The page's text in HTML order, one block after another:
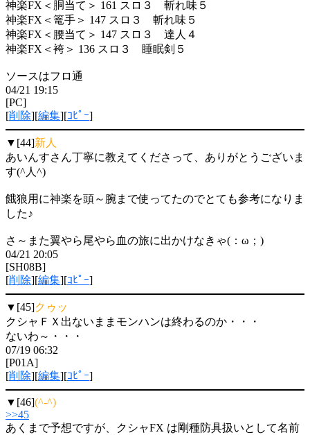
神楽FX＜胴当て＞ 161 スロ３ 斬れ味５
神楽FX＜篭手＞ 147 スロ３ 斬れ味５
神楽FX＜腰当て＞ 147 スロ３ 達人４
神楽FX＜袴＞ 136 スロ３ 睡眠剣５
ソースはフロ通
04/21 19:15
[PC]
[削除][編集][ｺﾋﾟｰ]
▼[44]新人
あいんすさん丁寧に教えてくださって、ありがとうございま
す(^人^)
餓狼用に神楽を頭～腕まで使ってたのでとても参考になりま
した♪
さ～また翼やら尾やら血の旅に出かけなきゃ(：ω；)
04/21 20:05
[SH08B]
[削除][編集][ｺﾋﾟｰ]
▼[45]クゥッ
クシャＦＸ出ないままモンハンは終わるのか・・・
ないわ～・・・
07/19 06:32
[P01A]
[削除][編集][ｺﾋﾟｰ]
▼[46](^-^)
>>45
あくまで予想ですが、クシャFX は剛種防具扱いとして名前